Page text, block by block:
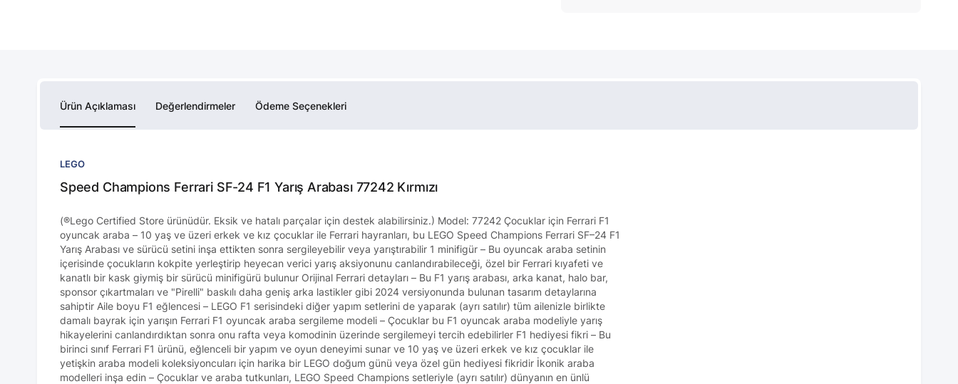
Ürün Açıklaması Değerlendirmeler Ödeme Seçenekleri
LEGO
Speed Champions Ferrari SF-24 F1 Yarış Arabası 77242 Kırmızı
(®Lego Certified Store ürünüdür. Eksik ve hatalı parçalar için destek alabilirsiniz.) Model: 77242 Çocuklar için Ferrari F1
oyuncak araba – 10 yaş ve üzeri erkek ve kız çocuklar ile Ferrari hayranları, bu LEGO Speed Champions Ferrari SF–24 F1
Yarış Arabası ve sürücü setini inşa ettikten sonra sergileyebilir veya yarıştırabilir 1 minifigür – Bu oyuncak araba setinin
içerisinde çocukların kokpite yerleştirip heyecan verici yarış aksiyonunu canlandırabileceği, özel bir Ferrari kıyafeti ve
kanatlı bir kask giymiş bir sürücü minifigürü bulunur Orijinal Ferrari detayları – Bu F1 yarış arabası, arka kanat, halo bar,
sponsor çıkartmaları ve "Pirelli" baskılı daha geniş arka lastikler gibi 2024 versiyonunda bulunan tasarım detaylarına
sahiptir Aile boyu F1 eğlencesi – LEGO F1 serisindeki diğer yapım setlerini de yaparak (ayrı satılır) tüm ailenizle birlikte
damalı bayrak için yarışın Ferrari F1 oyuncak araba sergileme modeli – Çocuklar bu F1 oyuncak araba modeliyle yarış
hikayelerini canlandırdıktan sonra onu rafta veya komodinin üzerinde sergilemeyi tercih edebilirler F1 hediyesi fikri – Bu
birinci sınıf Ferrari F1 ürünü, eğlenceli bir yapım ve oyun deneyimi sunar ve 10 yaş ve üzeri erkek ve kız çocuklar ile
yetişkin araba modeli koleksiyoncuları için harika bir LEGO doğum günü veya özel gün hediyesi fikridir İkonik araba
modelleri inşa edin – Çocuklar ve araba tutkunları, LEGO Speed Champions setleriyle (ayrı satılır) dünyanın en ünlü